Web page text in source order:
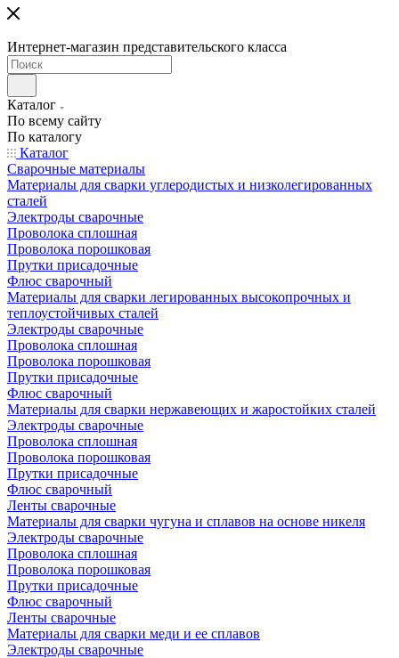
Интернет-магазин представительского класса
Каталог
По всему сайту
По каталогу
Каталог
Сварочные материалы
Материалы для сварки углеродистых и низколегированных
сталей
Электроды сварочные
Проволока сплошная
Проволока порошковая
Прутки присадочные
Флюс сварочный
Материалы для сварки легированных высокопрочных и
теплоустойчивых сталей
Электроды сварочные
Проволока сплошная
Проволока порошковая
Прутки присадочные
Флюс сварочный
Материалы для сварки нержавеющих и жаростойких сталей
Электроды сварочные
Проволока сплошная
Проволока порошковая
Прутки присадочные
Флюс сварочный
Ленты сварочные
Материалы для сварки чугуна и сплавов на основе никеля
Электроды сварочные
Проволока сплошная
Проволока порошковая
Прутки присадочные
Флюс сварочный
Ленты сварочные
Материалы для сварки меди и ее сплавов
Электроды сварочные